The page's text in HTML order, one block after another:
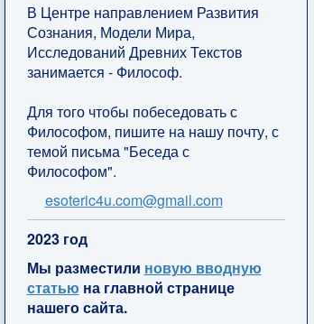
В Центре направлением Развития
Сознания, Модели Мира,
Исследований Древних Текстов
занимается - Философ.
Для того чтобы побеседовать с
Философом, пишите на нашу почту, с
темой письма "Беседа с
Философом".
esoteric4u.com@gmail.com
2023 год
Мы разместили новую вводную
статью на главной странице
нашего сайта.